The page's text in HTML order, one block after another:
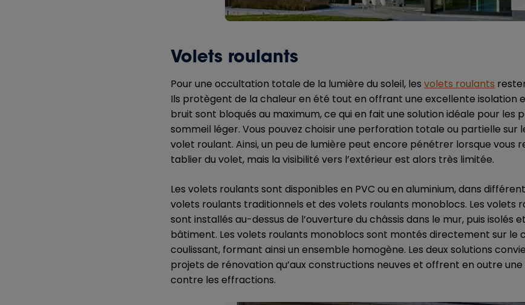
Volets roulants
Pour une occultation totale de la lumière du soleil, lesvolets roulants
Ils protègent de la chaleur en été tout en offrant une excellente isolation
bruit sont bloqués au maximum, ce qui en fait une solution idéale pour les
sommeil léger. Vous pouvez choisir une perforation totale ou partielle sur
volet roulant. Ainsi, un peu de lumière peut encore pénétrer lorsque vous
tablier du volet, mais la visibilité vers l’extérieur est alors très limitée.
Les volets roulants sont disponibles en PVC ou en aluminium, dans
volets roulants traditionnels et des volets roulants monoblocs. Les volets
sont installés au-dessus de l’ouverture du châssis dans le mur, puis isolés
bâtiment. Les volets roulants monoblocs sont montés directement sur le
coulissant, formant ainsi un ensemble homogène. Les deux solutions
projets de rénovation qu’aux constructions neuves et offrent en outre
contre les effractions.